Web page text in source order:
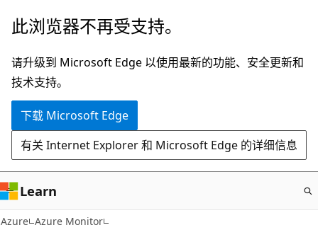
跳
主
要
内
此浏览器不再受支持。
请升级到 Microsoft Edge 以使用最新的功能、安全更新和
技术支持。
下载 Microsoft Edge
有关 Internet Explorer 和 Microsoft Edge 的详细信息
Learn
Azure Azure Monitor